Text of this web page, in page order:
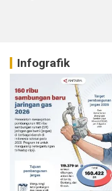
Infografik